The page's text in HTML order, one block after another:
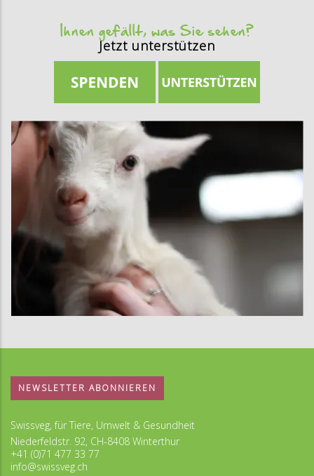
Ihnen gefällt, was Sie sehen?
Jetzt unterstützen
NEWSLETTER ABONNIEREN
Swissveg, für Tiere, Umwelt & Gesundheit
Niederfeldstr. 92, CH-8408 Winterthur
+41 (0)71 477 33 77
info@swissveg.ch